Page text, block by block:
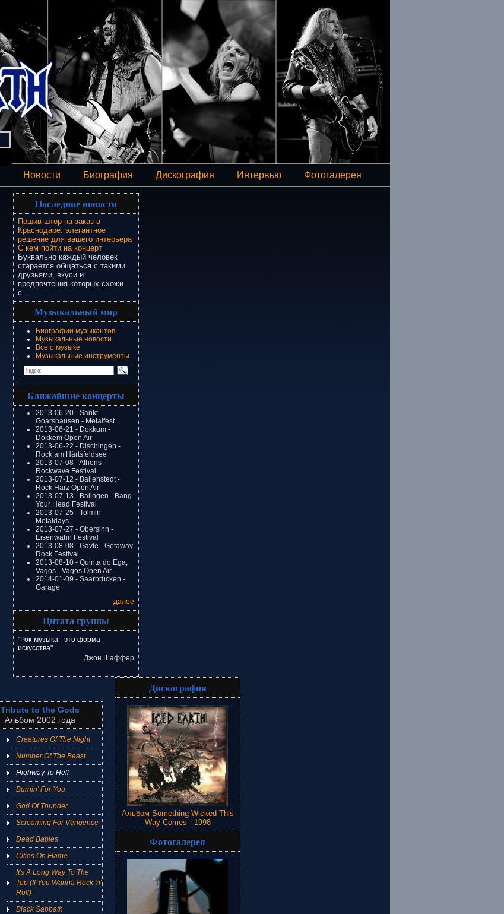
Новости Биография Дискография Интервью Фотогалерея
Последние новости
Пошив штор на заказ в
Краснодаре: элегантное
решение для вашего интерьера
С кем пойти на концерт
Буквально каждый человек
старается общаться с такими
друзьями, вкуси и
предпочтения которых схожи
с...
Музыкальный мир
Биографии музыкантов
Музыкальные новости
Все о музыке
Музыкальные инструменты
Ближайшие концерты
2013-06-20 - Sankt
Goarshausen - Metalfest
2013-06-21 - Dokkum -
Dokkem Open Air
2013-06-22 - Dischingen -
Rock am Härtsfeldsee
2013-07-08 - Athens -
Rockwave Festival
2013-07-12 - Ballenstedt -
Rock Harz Open Air
2013-07-13 - Balingen - Bang
Your Head Festival
2013-07-25 - Tolmin -
Metaldays
2013-07-27 - Obersinn -
Eisenwahn Festival
2013-08-08 - Gävle - Getaway
Rock Festival
2013-08-10 - Quinta do Ega,
Vagos - Vagos Open Air
2014-01-09 - Saarbrücken -
Garage
далее
Цитата группы
"Рок-музыка - это форма
искусства"
Джон Шаффер
Tribute to the Gods
Альбом 2002 года
Creatures Of The Night
Number Of The Beast
Highway To Hell
Burnin' For You
God Of Thunder
Screaming For Vengence
Dead Babies
Cities On Flame
It's A Long Way To The
Top (If You Wanna Rock 'n'
Roll)
Black Sabbath
Дискография
Альбом Something Wicked This
Way Comes - 1998
Фотогалерея